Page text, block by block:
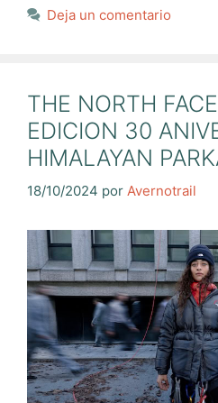
Deja un comentario
THE NORTH
EDICION 30
HIMALAYAN
18/10/2024 por Avernotrail